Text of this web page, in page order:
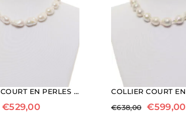
COLLIER COURT EN PERLES BAROQUES
€529,00
€638,00 €599,00